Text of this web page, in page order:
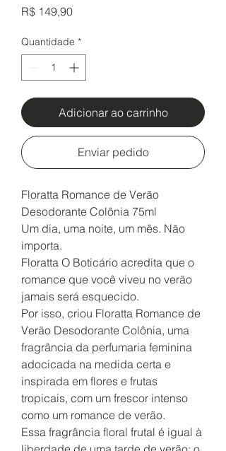
R$ 149,90Preço
Quantidade *
Adicionar ao carrinho
Enviar pedido
Floratta Romance de Verão
Desodorante Colônia 75ml
Um dia, uma noite, um mês. Não
importa.
Floratta O Boticário acredita que o
romance que você viveu no verão
jamais será esquecido.
Por isso, criou Floratta Romance de
Verão Desodorante Colônia, uma
fragrância da perfumaria feminina
adocicada na medida certa e
inspirada em flores e frutas
tropicais, com um frescor intenso
como um romance de verão.
Essa fragrância floral frutal é igual à